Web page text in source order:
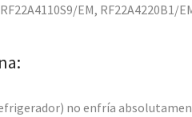
EM, RF22A4220B1/
no enfría